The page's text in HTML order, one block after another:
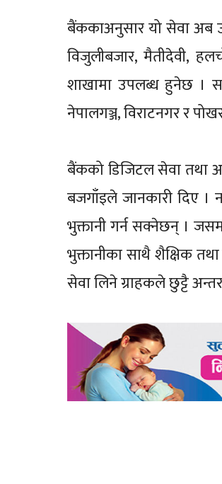
बैंककाअनुसार यो सेवा अब
विजुलीबजार, मैतीदेवी,
शाखामा उपलब्ध हुनेछ ।
नेपालगञ्ज, विराटनगर र
बैंकको डिजिटल सेवा तथा
बजगाँइले जानकारी दिए ।
भुक्तानी गर्न सक्नेछन् ।
भुक्तानीका साथै शैक्षिक
सेवा लिने ग्राहकले छुट्टै